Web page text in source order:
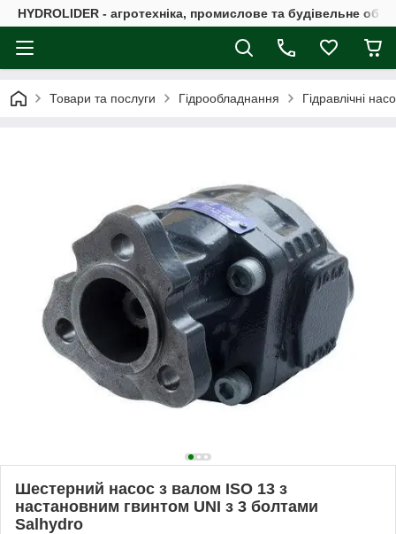
HYDROLIDER - агротехніка, промислове та будівельне
Товари та послуги Гідрообладнання Гідравлічні
Шестерний насос з валом ISO 13 з
настановним гвинтом UNI з 3 болтами
Salhydro